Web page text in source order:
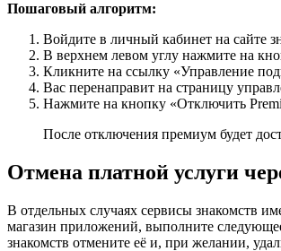
Пошаговый алгоритм:
Войдите в личный кабинет на сайте
В верхнем левом углу нажмите на
Кликните на ссылку «Управление
Вас перенаправит на страницу
Нажмите на кнопку «Отключить
После отключения премиум будет
Отмена платной услуги
В отдельных случаях сервисы знакомств
магазин приложений, выполните
знакомств отмените её и, при желании,